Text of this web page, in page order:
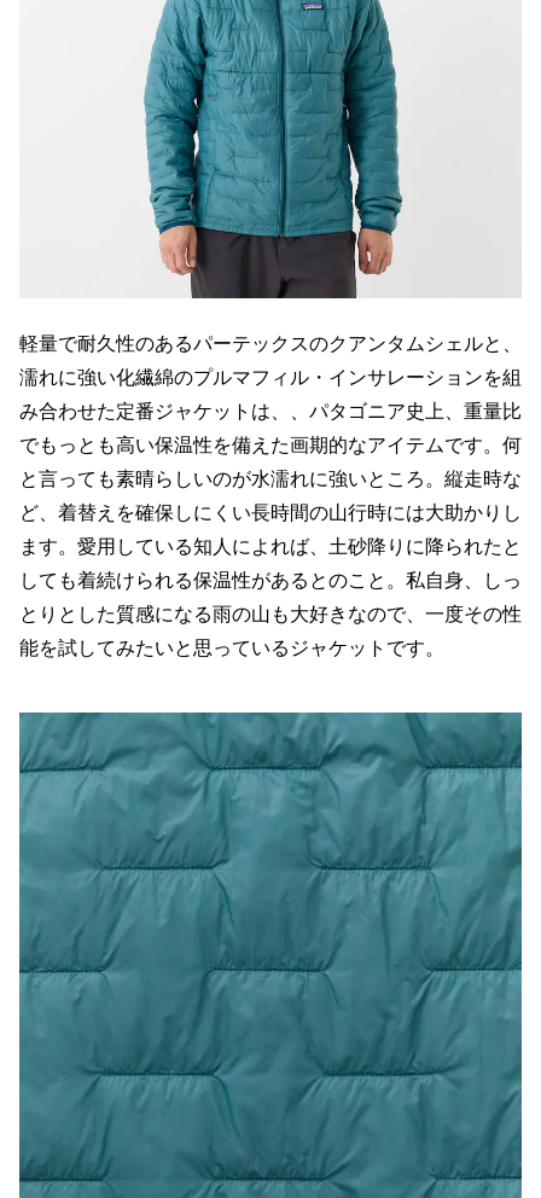
軽量で耐久性のあるパーテックスのクアンタムシェルと、
濡れに強い化繊綿のプルマフィル・インサレーションを組
み合わせた定番ジャケットは、、パタゴニア史上、重量比
でもっとも高い保温性を備えた画期的なアイテムです。何
と言っても素晴らしいのが水濡れに強いところ。縦走時な
ど、着替えを確保しにくい長時間の山行時には大助かりし
ます。愛用している知人によれば、土砂降りに降られたと
しても着続けられる保温性があるとのこと。私自身、しっ
とりとした質感になる雨の山も大好きなので、一度その性
能を試してみたいと思っているジャケットです。